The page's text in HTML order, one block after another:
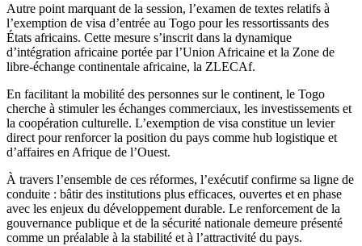
Autre point marquant de la session, l’examen de textes relatifs à
l’exemption de visa d’entrée au Togo pour les ressortissants des
États africains. Cette mesure s’inscrit dans la dynamique
d’intégration africaine portée par l’Union Africaine et la Zone de
libre-échange continentale africaine, la ZLECAf.
En facilitant la mobilité des personnes sur le continent, le Togo
cherche à stimuler les échanges commerciaux, les investissements et
la coopération culturelle. L’exemption de visa constitue un levier
direct pour renforcer la position du pays comme hub logistique et
d’affaires en Afrique de l’Ouest.
À travers l’ensemble de ces réformes, l’exécutif confirme sa ligne de
conduite : bâtir des institutions plus efficaces, ouvertes et en phase
avec les enjeux du développement durable. Le renforcement de la
gouvernance publique et de la sécurité nationale demeure présenté
comme un préalable à la stabilité et à l’attractivité du pays.